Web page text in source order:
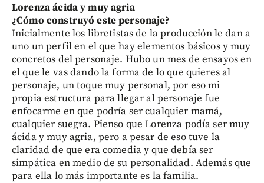
Lorenza ácida y muy agria
¿Cómo construyó este personaje?
Inicialmente los libretistas de la producción le dan a
uno un perfil en el que hay elementos básicos y muy
concretos del personaje. Hubo un mes de ensayos en
el que le vas dando la forma de lo que quieres al
personaje, un toque muy personal, por eso mi
propia estructura para llegar al personaje fue
enfocarme en que podría ser cualquier mamá,
cualquier suegra. Pienso que Lorenza podía ser muy
ácida y muy agria, pero a pesar de eso tuve la
claridad de que era comedia y que debía ser
simpática en medio de su personalidad. Además que
para ella lo más importante es la familia.